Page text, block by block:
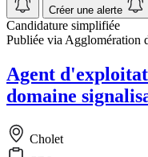
Créer une alerte
Candidature simplifiée
Publiée via Agglomération
Agent
domaine
Cholet